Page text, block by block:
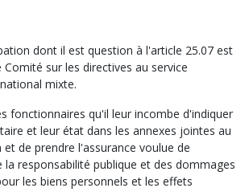
dont il est question à l'article 25.07 est
sur les directives au service
mixte.
fonctionnaires qu'il leur incombe d'indiquer
et leur état dans les annexes jointes au
de prendre l'assurance voulue de
la responsabilité publique et des dommages
les biens personnels et les effets